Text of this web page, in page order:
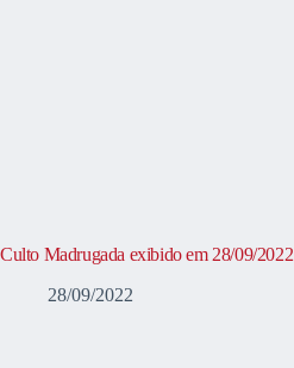
Culto Madrugada exibido em 28/09/2022
28/09/2022